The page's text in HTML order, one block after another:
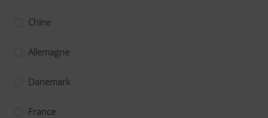
Chine
Allemagne
Danemark
France